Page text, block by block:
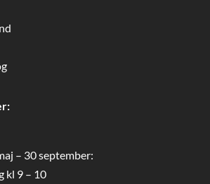
– 30 september:
kl 9 – 10